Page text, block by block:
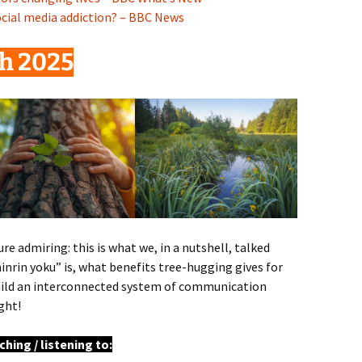
media addiction? – BBC News
2025
admiring: this is what we, in a nutshell, talked
yoku” is, what benefits tree-hugging gives for
an interconnected system of communication
/ listening to: